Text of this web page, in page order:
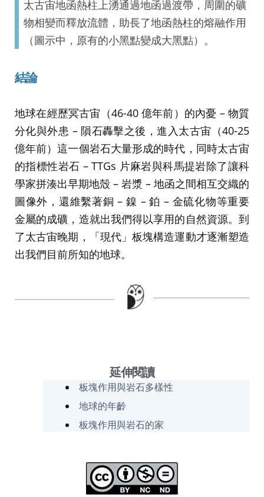
太古宙地函熱柱上湧通過地函過渡帶，周圍的礦
物相變而釋放流體，助長了地函熱柱的熔融作用
（圖示中，原有的小黑點變成大黑點）。
結論
地球在經歷冥古宙（46-40 億年前）的內憂 – 物質
分化與外患 – 隕石轟擊之後，進入太古宙（40-25
億年前）這一個岩石大量形成的時代，同時太古宙
的指標性岩石 – TTGs 片麻岩與科馬提岩除了讓科
學家拼湊出早期地殼 – 岩漿 – 地函之間相互交織的
圖像外，還維繫著銅 – 鎳 – 鉑 – 金硫化物等重要
金屬的成礦，造就出我們得以享用的自然資源。到
了太古宙晚期，「現代」板塊構造運動才逐漸塑造
出我們目前所知的地球。
延伸閱讀
板塊作用與岩石多樣性
地球的年齡
板塊作用與岩石的家